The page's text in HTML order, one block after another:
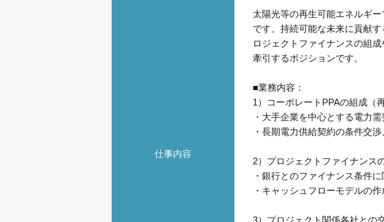
仕事内容
太陽光等の再生可能エネルギ
です。持続可能な未来に貢献
ロジェクトファイナンスの組
牽引するポジションです。
■業務内容：
1）コーポレートPPAの組成（
・大手企業を中心とする電力
・長期電力供給契約の条件交
2）プロジェクトファイナンス
・銀行とのファイナンス条件
・キャッシュフローモデルの
3）プロジェクト関係各社との